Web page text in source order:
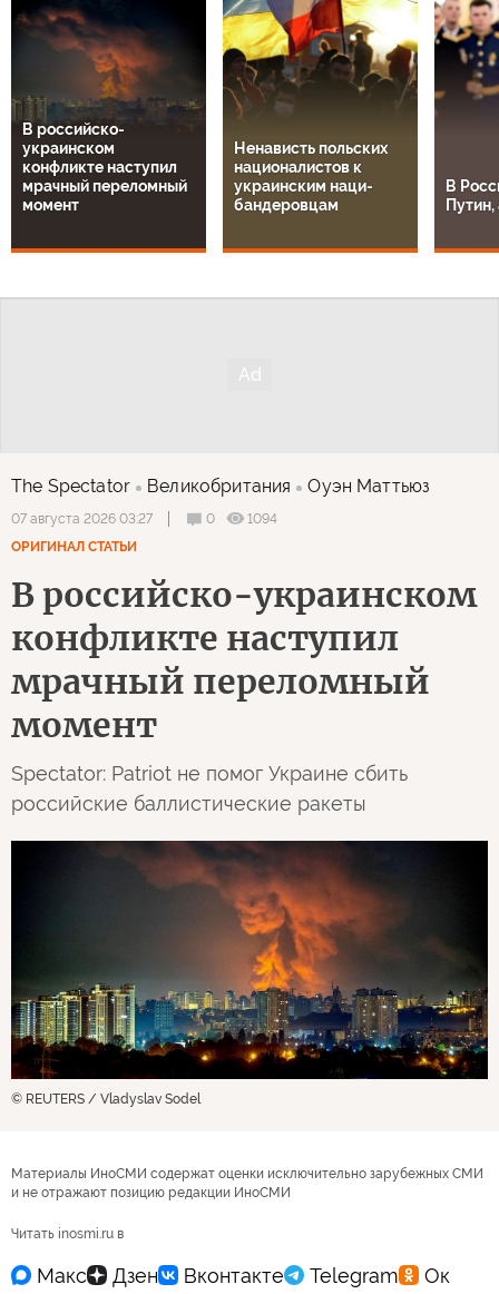
В российско-
украинском
конфликте наступил
мрачный переломный
момент
Ненависть польских
националистов к
украинским наци-
бандеровцам
В
The Spectator Великобритания Оуэн Маттьюз
07 августа 2026 03:27 0
1094
ОРИГИНАЛ СТАТЬИ
В российско-украинском
конфликте наступил
мрачный переломный
момент
Spectator: Patriot не помог Украине сбить
российские баллистические ракеты
© REUTERS / Vladyslav Sodel
Материалы ИноСМИ содержат оценки исключительно зарубежных СМИ
и не отражают позицию редакции ИноСМИ
Читать inosmi.ru в